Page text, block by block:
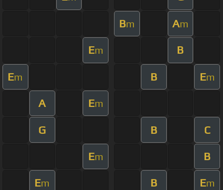
Bm Am
Em B
Em B Em
A Em
G B C
Em B
Em B Em